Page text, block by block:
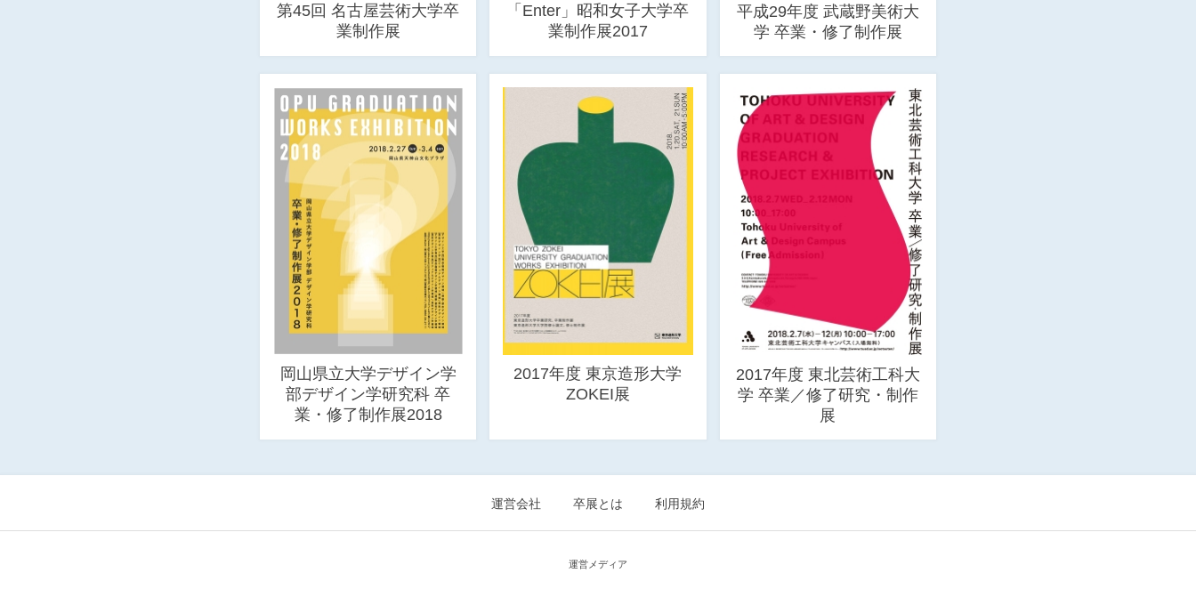
第45回 名古屋芸術大学卒
業制作展
「Enter」昭和女子大学卒
業制作展2017
平成29年度 武蔵野美術大
学 卒業・修了制作展
岡山県立大学デザイン学
部デザイン学研究科 卒
業・修了制作展2018
2017年度 東京造形大学
ZOKEI展
2017年度 東北芸術工科大
学 卒業／修了研究・制作
展
運営会社 卒展とは 利用規約
運営メディア